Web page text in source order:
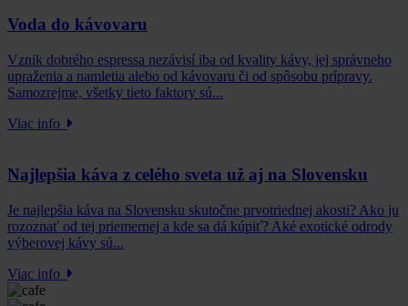
Voda do kávovaru
Vznik dobrého espressa nezávisí iba od kvality kávy, jej správneho
upraženia a namletia alebo od kávovaru či od spôsobu prípravy.
Samozrejme, všetky tieto faktory sú...
Viac info
Najlepšia káva z celého sveta už aj na Slovensku
Je najlepšia káva na Slovensku skutočne prvotriednej akosti? Ako ju
rozoznať od tej priemernej a kde sa dá kúpiť? Aké exotické odrody
výberovej kávy sú...
Viac info